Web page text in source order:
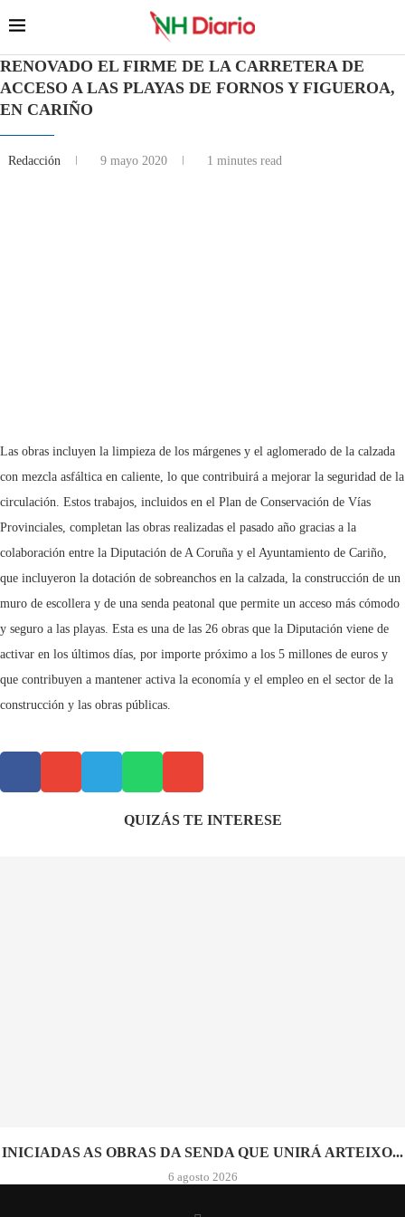
RENOVADO EL FIRME DE LA CARRETERA DE
ACCESO A LAS PLAYAS DE FORNOS Y FIGUEROA,
EN CARIÑO
Redacción 9 mayo 2020 1 minutes read
Las obras incluyen la limpieza de los márgenes y el aglomerado de la calzada
con mezcla asfáltica en caliente, lo que contribuirá a mejorar la seguridad de la
circulación. Estos trabajos, incluidos en el Plan de Conservación de Vías
Provinciales, completan las obras realizadas el pasado año gracias a la
colaboración entre la Diputación de A Coruña y el Ayuntamiento de Cariño,
que incluyeron la dotación de sobreanchos en la calzada, la construcción de un
muro de escollera y de una senda peatonal que permite un acceso más cómodo
y seguro a las playas. Esta es una de las 26 obras que la Diputación viene de
activar en los últimos días, por importe próximo a los 5 millones de euros y
que contribuyen a mantener activa la economía y el empleo en el sector de la
construcción y las obras públicas.
QUIZÁS TE INTERESE
INICIADAS AS OBRAS DA SENDA QUE UNIRÁ ARTEIXO...
6 agosto 2026